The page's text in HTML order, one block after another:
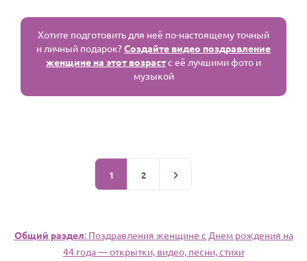
Хотите подготовить для неё по-настоящему точный
и личный подарок?Создайте видео поздравление
женщине на этот возрастс её лучшими фото и
музыкой
1 2
Общий раздел: Поздравления женщине c Днем рождения на
44 года — открытки, видео, песни, стихи